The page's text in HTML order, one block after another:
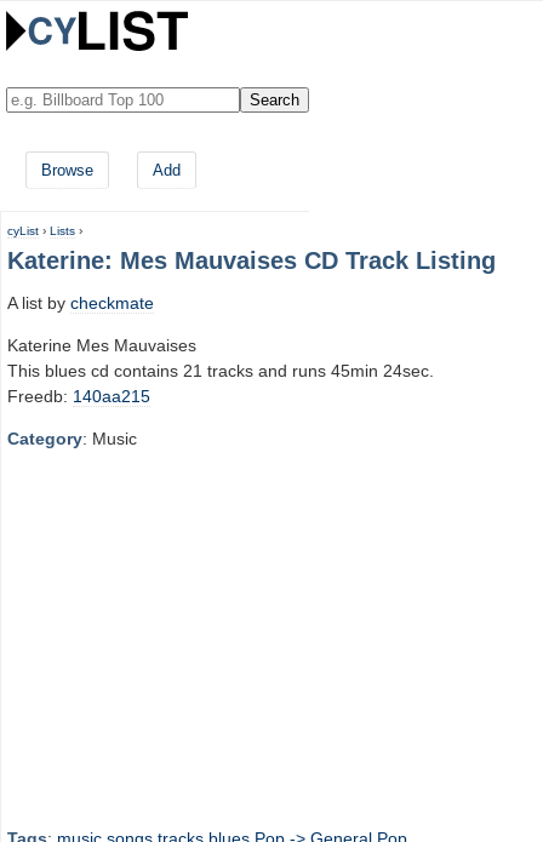
Browse Add
cyList › Lists ›
Katerine: Mes Mauvaises CD Track Listing
A list by checkmate
Katerine Mes Mauvaises
This blues cd contains 21 tracks and runs 45min 24sec.
Freedb: 140aa215
Category: Music